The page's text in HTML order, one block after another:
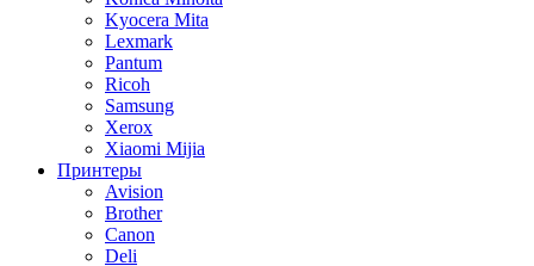
Kyocera Mita
Lexmark
Pantum
Ricoh
Samsung
Xerox
Xiaomi Mijia
Принтеры
Avision
Brother
Canon
Deli